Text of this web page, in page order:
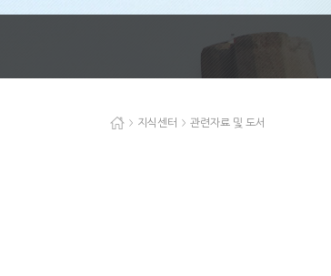
지식센터 관련자료 및 도서